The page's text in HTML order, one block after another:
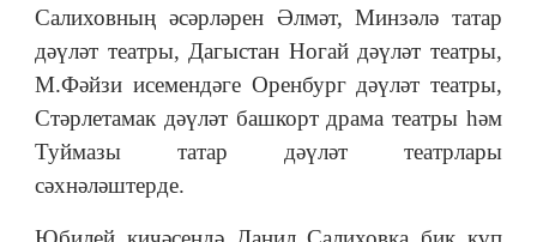
Салиховның әсәрләрен Әлмәт, Минзәлә татар
дәүләт театры, Дагыстан Ногай дәүләт театры,
М.Фәйзи исемендәге Оренбург дәүләт театры,
Стәрлетамак дәүләт башкорт драма театры һәм
Туймазы татар дәүләт театрлары
сәхнәләштерде.